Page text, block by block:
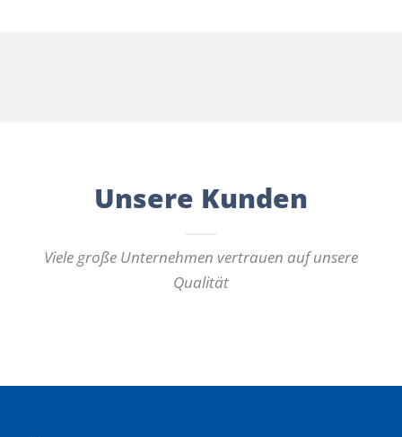
Unsere Kunden
Viele große Unternehmen vertrauen auf unsere
Qualität